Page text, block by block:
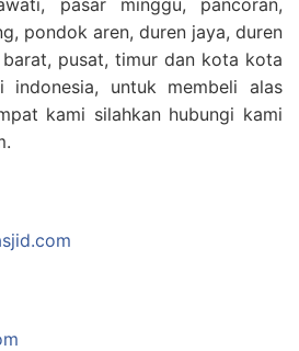
pondok aren, duren jaya, duren
pusat, timur dan kota kota
untuk membeli alas
kami silahkan hubungi kami